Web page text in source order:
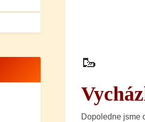
🥾
Dopoledne jsme